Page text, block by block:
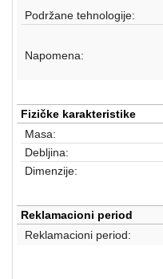
Podržane tehnologije:
Napomena:
Fizičke karakteristike
Masa:
Debljina:
Dimenzije:
Reklamacioni period
Reklamacioni period: